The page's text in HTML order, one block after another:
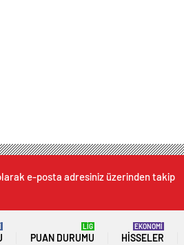
e-posta adresiniz üzerinden takip
PUAN DURUMU
LİG
HISSELER
EKONOMİ